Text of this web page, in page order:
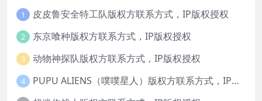
1 皮皮鲁安全特工队版权方联系方式，IP版权授权
2 东京喰种版权方联系方式，IP版权授权
3 动物神探队版权方联系方式，IP版权授权
4 PUPU ALIENS（噗噗星人）版权方联系方式，IP版权授权